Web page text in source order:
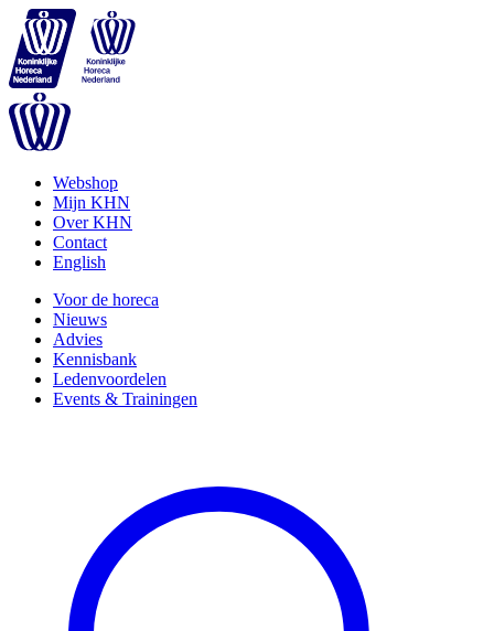
Webshop
Mijn KHN
Over KHN
Contact
English
Voor de horeca
Nieuws
Advies
Kennisbank
Ledenvoordelen
Events & Trainingen